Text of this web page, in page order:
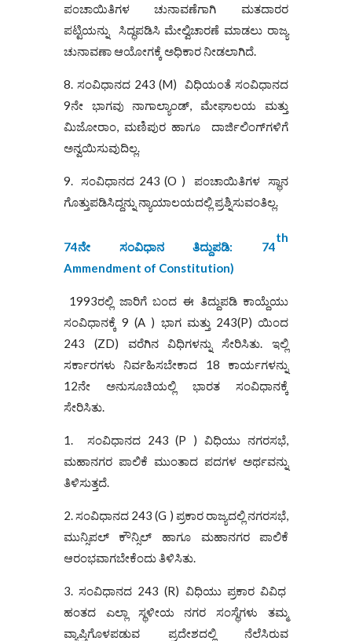
ಪಂಚಾಯಿತಿಗಳ ಚುನಾವಣೆಗಾಗಿ ಮತದಾರರ
ಪಟ್ಟಿಯನ್ನು ಸಿದ್ಧಪಡಿಸಿ ಮೇಲ್ವಿಚಾರಣೆ ಮಾಡಲು ರಾಜ್ಯ
ಚುನಾವಣಾ ಆಯೋಗಕ್ಕೆ ಅಧಿಕಾರ ನೀಡಲಾಗಿದೆ.
8. ಸಂವಿಧಾನದ 243 (M) ವಿಧಿಯಂತೆ ಸಂವಿಧಾನದ
9ನೇ ಭಾಗವು ನಾಗಾಲ್ಯಾಂಡ್, ಮೇಘಾಲಯ ಮತ್ತು
ಮಿಜೋರಾಂ, ಮಣಿಪುರ ಹಾಗೂ ದಾರ್ಜಿಲಿಂಗ್‌ಗಳಿಗೆ
ಅನ್ವಯಿಸುವುದಿಲ್ಲ.
9. ಸಂವಿಧಾನದ 243 (O ) ಪಂಚಾಯಿತಿಗಳ ಸ್ಥಾನ
ಗೊತ್ತುಪಡಿಸಿದ್ದನ್ನು ನ್ಯಾಯಾಲಯದಲ್ಲಿ ಪ್ರಶ್ನಿಸುವಂತಿಲ್ಲ.
74ನೇ ಸಂವಿಧಾನ ತಿದ್ದುಪಡಿ: 74
th
Ammendment of Constitution)
1993ರಲ್ಲಿ ಜಾರಿಗೆ ಬಂದ ಈ ತಿದ್ದುಪಡಿ ಕಾಯ್ದೆಯು
ಸಂವಿಧಾನಕ್ಕೆ 9 (A ) ಭಾಗ ಮತ್ತು 243(P) ಯಿಂದ
243 (ZD) ವರೆಗಿನ ವಿಧಿಗಳನ್ನು ಸೇರಿಸಿತು. ಇಲ್ಲಿ
ಸರ್ಕಾರಗಳು ನಿರ್ವಹಿಸಬೇಕಾದ 18 ಕಾರ್ಯಗಳನ್ನು
12ನೇ ಅನುಸೂಚಿಯಲ್ಲಿ ಭಾರತ ಸಂವಿಧಾನಕ್ಕೆ
ಸೇರಿಸಿತು.
1. ಸಂವಿಧಾನದ 243 (P ) ವಿಧಿಯು ನಗರಸಭೆ,
ಮಹಾನಗರ ಪಾಲಿಕೆ ಮುಂತಾದ ಪದಗಳ ಅರ್ಥವನ್ನು
ತಿಳಿಸುತ್ತದೆ.
2. ಸಂವಿಧಾನದ 243 (G ) ಪ್ರಕಾರ ರಾಜ್ಯದಲ್ಲಿ ನಗರಸಭೆ,
ಮುನ್ಸಿಪಲ್ ಕೌನ್ಸಿಲ್ ಹಾಗೂ ಮಹಾನಗರ ಪಾಲಿಕೆ
ಆರಂಭವಾಗಬೇಕೆಂದು ತಿಳಿಸಿತು.
3. ಸಂವಿಧಾನದ 243 (R) ವಿಧಿಯು ಪ್ರಕಾರ ವಿವಿಧ
ಹಂತದ ಎಲ್ಲಾ ಸ್ಥಳೀಯ ನಗರ ಸಂಸ್ಥೆಗಳು ತಮ್ಮ
ವ್ಯಾಪ್ತಿಗೊಳಪಡುವ ಪ್ರದೇಶದಲ್ಲಿ ನೆಲೆಸಿರುವ